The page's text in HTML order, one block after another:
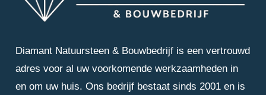
Diamant Natuursteen & Bouwbedrijf is een vertrouwd
adres voor al uw voorkomende werkzaamheden in
en om uw huis. Ons bedrijf bestaat sinds 2001 en is